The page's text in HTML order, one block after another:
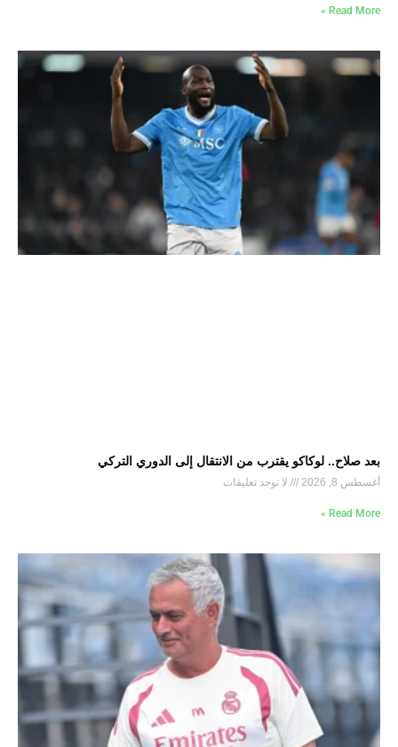
Read More »
بعد صلاح.. لوكاكو يقترب من الانتقال إلى الدوري التركي
أغسطس 8, 2026 لا توجد تعليقات
Read More »